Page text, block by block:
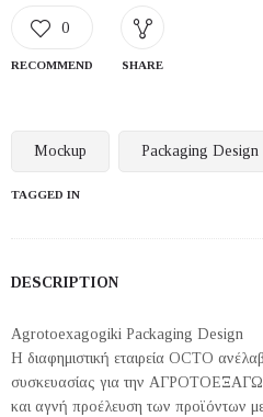
0
RECOMMEND SHARE
Mockup Packaging Design
TAGGED IN
DESCRIPTION
Agrotoexagogiki Packaging Design
Η διαφημιστική εταιρεία OCTO
συσκευασίας για την
και αγνή προέλευση των προϊόντων